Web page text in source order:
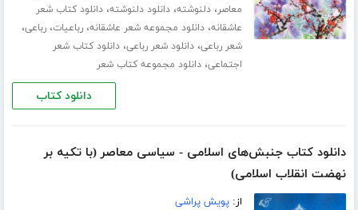
معاصر،دلنوشته،دانلود دلنوشته،دانلود کتاب شعر
عاشقانه،دانلود مجموعه شعر عاشقانه،رباعیات،رباعی،
شعر رباعی،دانلود شعر رباعی،دانلود کتاب شعر
اجتماعی،دانلود مجموعه کتاب شعر
دانلود کتاب
دانلود کتاب جنبش‌های اسلامی - سیاسی معاصر (با تکیه بر
نهضت انقلاب اسلامی)
از:پویش پراشی